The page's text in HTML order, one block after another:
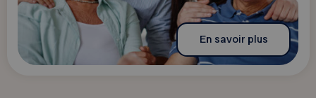
En savoir plus